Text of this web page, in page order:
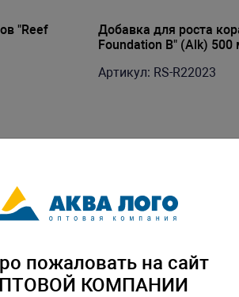
"Reef
Добавка для роста
Foundation B" (Alk) 500
Артикул: RS-R22023
пожаловать на сайт
КОМПАНИИ